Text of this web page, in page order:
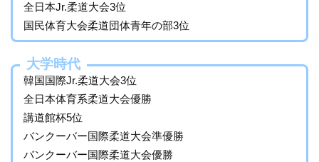
全日本Jr.柔道大会3位
国民体育大会柔道団体青年の部3位
大学時代
韓国国際Jr.柔道大会3位
全日本体育系柔道大会優勝
講道館杯5位
バンクーバー国際柔道大会準優勝
バンクーバー国際柔道大会優勝